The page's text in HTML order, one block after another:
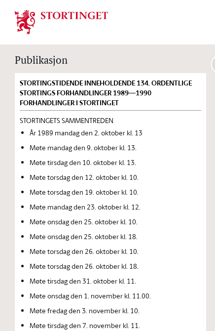
Stortinget.no
Publikasjon
STORTINGSTIDENDE INNEHOLDENDE 134. ORDENTLIGE
STORTINGS FORHANDLINGER 1989—1990
FORHANDLINGER I STORTINGET
STORTINGETS SAMMENTREDEN
År 1989 mandag den 2. oktober kl. 13
Møte mandag den 9. oktober kl. 13.
Møte tirsdag den 10. oktober kl. 13.
Møte torsdag den 12. oktober kl. 10.
Møte torsdag den 19. oktober kl. 10.
Møte mandag den 23. oktober kl. 12.
Møte onsdag den 25. oktober kl. 10.
Møte onsdag den 25. oktober kl. 18.
Møte torsdag den 26. oktober kl. 10.
Møte torsdag den 26. oktober kl. 18.
Møte tirsdag den 31. oktober kl. 11.
Møte onsdag den 1. november kl. 11.00.
Møte fredag den 3. november kl. 10.
Møte tirsdag den 7. november kl. 11.